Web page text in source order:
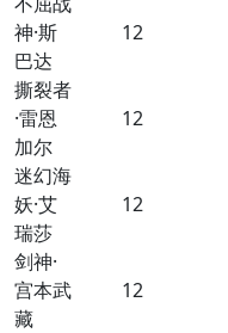
神·斯
巴达
12
撕裂者
·雷恩
加尔
12
迷幻海
妖·艾
瑞莎
12
剑神·
宫本武
藏
12